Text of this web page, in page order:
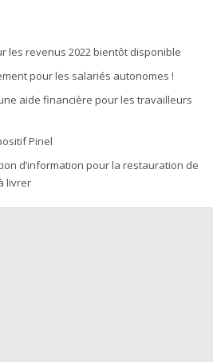
les revenus 2022 bientôt disponible
pour les salariés autonomes !
aide financière pour les travailleurs
Pinel
d’information pour la restauration de
livrer